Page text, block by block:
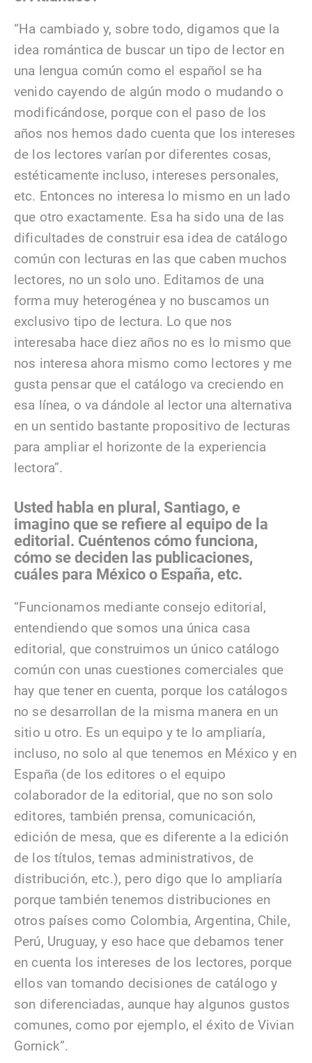
“Ha cambiado y, sobre todo, digamos que la
idea romántica de buscar un tipo de lector en
una lengua común como el español se ha
venido cayendo de algún modo o mudando o
modificándose, porque con el paso de los
años nos hemos dado cuenta que los intereses
de los lectores varían por diferentes cosas,
estéticamente incluso, intereses personales,
etc. Entonces no interesa lo mismo en un lado
que otro exactamente. Esa ha sido una de las
dificultades de construir esa idea de catálogo
común con lecturas en las que caben muchos
lectores, no un solo uno. Editamos de una
forma muy heterogénea y no buscamos un
exclusivo tipo de lectura. Lo que nos
interesaba hace diez años no es lo mismo que
nos interesa ahora mismo como lectores y me
gusta pensar que el catálogo va creciendo en
esa línea, o va dándole al lector una alternativa
en un sentido bastante propositivo de lecturas
para ampliar el horizonte de la experiencia
lectora”.
Usted habla en plural, Santiago, e
imagino que se refiere al equipo de la
editorial. Cuéntenos cómo funciona,
cómo se deciden las publicaciones,
cuáles para México o España, etc.
“Funcionamos mediante consejo editorial,
entendiendo que somos una única casa
editorial, que construimos un único catálogo
común con unas cuestiones comerciales que
hay que tener en cuenta, porque los catálogos
no se desarrollan de la misma manera en un
sitio u otro. Es un equipo y te lo ampliaría,
incluso, no solo al que tenemos en México y en
España (de los editores o el equipo
colaborador de la editorial, que no son solo
editores, también prensa, comunicación,
edición de mesa, que es diferente a la edición
de los títulos, temas administrativos, de
distribución, etc.), pero digo que lo ampliaría
porque también tenemos distribuciones en
otros países como Colombia, Argentina, Chile,
Perú, Uruguay, y eso hace que debamos tener
en cuenta los intereses de los lectores, porque
ellos van tomando decisiones de catálogo y
son diferenciadas, aunque hay algunos gustos
comunes, como por ejemplo, el éxito de Vivian
Gornick”.